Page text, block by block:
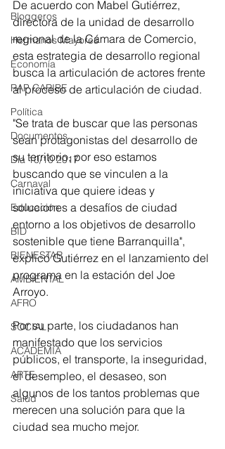
Bloggeros
Hermanos Mayores
Economía
RAP CARIBE
Política
Documentos
Día 10/10 2017
Carnaval
Educación
BID
BIENESTAR
AMBIENTAL
AFRO
SOCIAL
ACADEMIA
ARTE
Salud
De acuerdo con Mabel Gutiérrez,
directora de la unidad de desarrollo
regional de la Cámara de Comercio,
esta estrategia de desarrollo regional
busca la articulación de actores frente
al proceso de articulación de ciudad.
"Se trata de buscar que las personas
sean protagonistas del desarrollo de
su territorio, por eso estamos
buscando que se vinculen a la
iniciativa que quiere ideas y
soluciones a desafíos de ciudad
entorno a los objetivos de desarrollo
sostenible que tiene Barranquilla",
explicó Gutiérrez en el lanzamiento del
programa en la estación del Joe
Arroyo.
Por su parte, los ciudadanos han
manifestado que los servicios
públicos, el transporte, la inseguridad,
el desempleo, el desaseo, son
algunos de los tantos problemas que
merecen una solución para que la
ciudad sea mucho mejor.